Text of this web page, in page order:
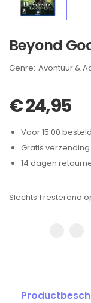
Beyond
Brand:
Avontuur &
€24,95
Voor 15:00
Gratis
14 dagen
Slechts 1 resterend